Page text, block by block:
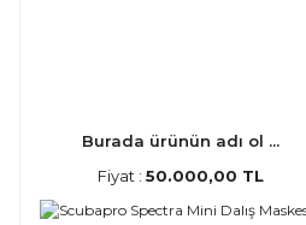
Burada ürünün adı ol ...
Fiyat : 50.000,00 TL